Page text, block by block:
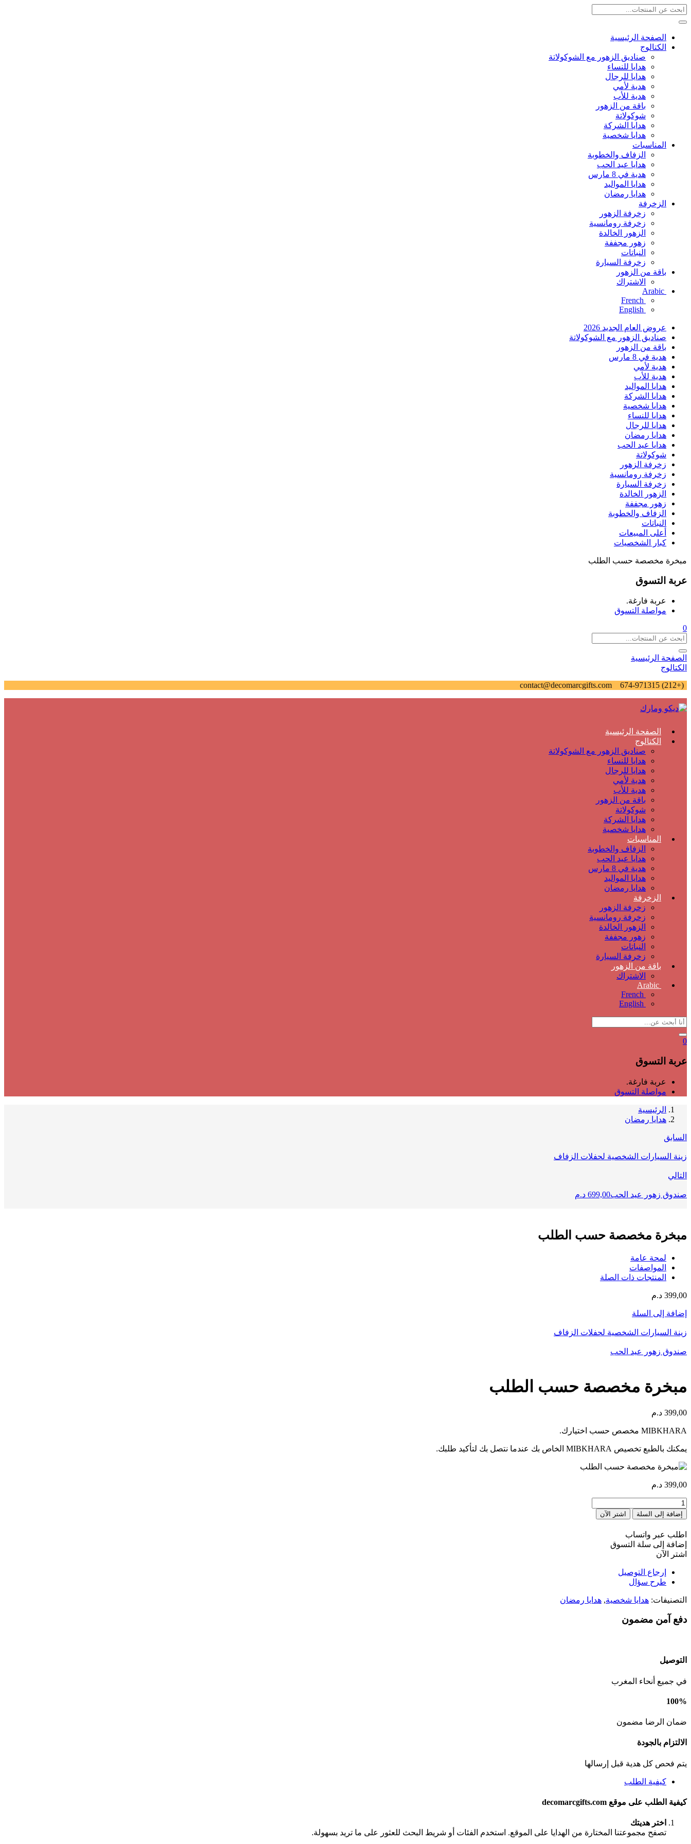
الصفحة الرئيسية
الكتالوج
صناديق الزهور مع الشوكولاتة
هدايا للنساء
هدايا للرجال
هدية لأمي
هدية للأب
باقة من الزهور
شوكولاتة
هدايا الشركة
هدايا شخصية
المناسبات
الزفاف والخطوبة
هدايا عيد الحب
هدية في 8 مارس
هدايا المواليد
هدايا رمضان
الزخرفة
زخرفة الزهور
زخرفة رومانسية
الزهور الخالدة
زهور مجففة
النباتات
زخرفة السيارة
باقة من الزهور
الاشتراك
Arabic
French
English
عروض العام الجديد 2026
صناديق الزهور مع الشوكولاتة
باقة من الزهور
هدية في 8 مارس
هدية لأمي
هدية للأب
هدايا المواليد
هدايا الشركة
هدايا شخصية
هدايا للنساء
هدايا للرجال
هدايا رمضان
هدايا عيد الحب
شوكولاتة
زخرفة الزهور
زخرفة رومانسية
زخرفة السيارة
الزهور الخالدة
زهور مجففة
الزفاف والخطوبة
النباتات
أعلى المبيعات
كبار الشخصيات
مبخرة مخصصة حسب الطلب
عربة التسوق
عربة فارغة.
مواصلة التسوق
0
الصفحة الرئيسية
الكتالوج
(+212) 674-971315
contact@decomarcgifts.com
الصفحة الرئيسية
الكتالوج
صناديق الزهور مع الشوكولاتة
هدايا للنساء
هدايا للرجال
هدية لأمي
هدية للأب
باقة من الزهور
شوكولاتة
هدايا الشركة
هدايا شخصية
المناسبات
الزفاف والخطوبة
هدايا عيد الحب
هدية في 8 مارس
هدايا المواليد
هدايا رمضان
الزخرفة
زخرفة الزهور
زخرفة رومانسية
الزهور الخالدة
زهور مجففة
النباتات
زخرفة السيارة
باقة من الزهور
الاشتراك
Arabic
French
English
0
عربة التسوق
عربة فارغة.
مواصلة التسوق
الرئيسية
هدايا رمضان
السابق
زينة السيارات الشخصية لحفلات الزفاف
التالي
صندوق زهور عيد الحب699,00 د.م
مبخرة مخصصة حسب الطلب
لمحة عامة
المواصفات
المنتجات ذات الصلة
399,00 د.م
إضافة إلى السلة
زينة السيارات الشخصية لحفلات الزفاف
صندوق زهور عيد الحب
مبخرة مخصصة حسب الطلب
399,00 د.م
MIBKHARA مخصص حسب اختيارك.
يمكنك بالطبع تخصيص MIBKHARA الخاص بك عندما نتصل بك لتأكيد طلبك.
399,00 د.م
كمية
Mabkhara
personnalisée
إضافة إلى السلة اشتر الآن
اطلب عبر واتساب
إضافة إلى سلة التسوق
اشتر الآن
إرجاع التوصيل
طرح سؤال
التصنيفات: هدايا شخصية, هدايا رمضان
دفع آمن مضمون
التوصيل
في جميع أنحاء المغرب
100%
ضمان الرضا مضمون
الالتزام بالجودة
يتم فحص كل هدية قبل إرسالها
كيفية الطلب
كيفية الطلب على موقع decomarcgifts.com
اختر هديتك
تصفح مجموعتنا المختارة من الهدايا على الموقع. استخدم الفئات أو شريط البحث للعثور على ما تريد بسهولة.